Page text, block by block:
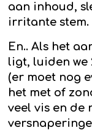
aan inhoud,
irritante stem.
En.. Als het
ligt, luiden we
(er moet nog
het met of
veel vis en de